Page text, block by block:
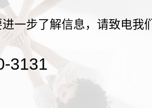
一步了解信息，请致电我
3131